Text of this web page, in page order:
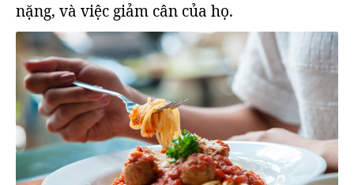
nặng, và việc giảm cân của họ.